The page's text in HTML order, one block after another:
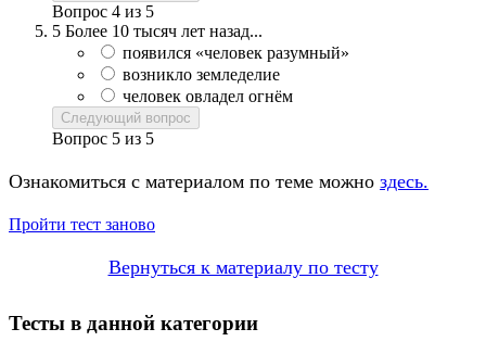
Вопрос 4 из 5
5 Более 10 тысяч лет назад...
появился «человек разумный»
возникло земледелие
человек овладел огнём
Следующий вопрос
Вопрос 5 из 5
Ознакомиться с материалом по теме можно здесь.
Пройти тест заново
Вернуться к материалу по тесту
Тесты в данной категории